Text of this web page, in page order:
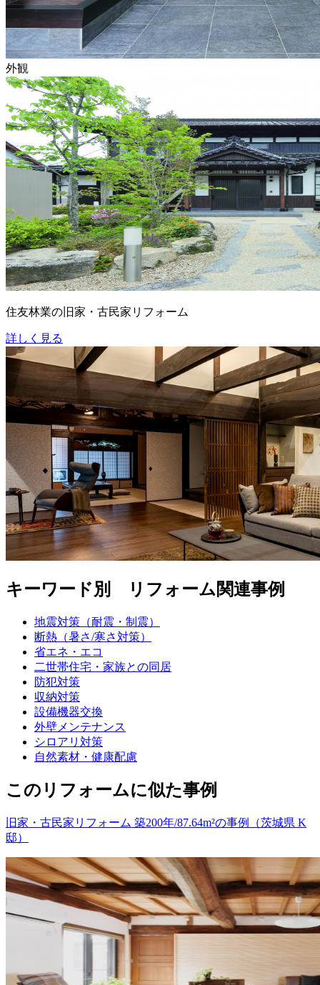
外観
住友林業の旧家・古民家リフォーム
詳しく見る
キーワード別 リフォーム関連事例
地震対策（耐震・制震）
断熱（暑さ/寒さ対策）
省エネ・エコ
二世帯住宅・家族との同居
防犯対策
収納対策
設備機器交換
外壁メンテナンス
シロアリ対策
自然素材・健康配慮
このリフォームに似た事例
旧家・古民家リフォーム 築200年/87.64m²の事例（茨城県 K
邸）